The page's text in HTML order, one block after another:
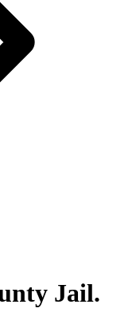
Jail.